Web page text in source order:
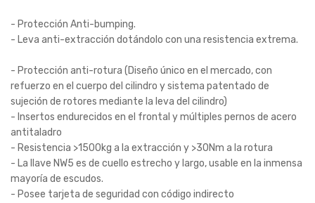
- Protección Anti-bumping.
- Leva anti-extracción dotándolo con una resistencia extrema.
- Protección anti-rotura (Diseño único en el mercado, con
refuerzo en el cuerpo del cilindro y sistema patentado de
sujeción de rotores mediante la leva del cilindro)
- Insertos endurecidos en el frontal y múltiples pernos de acero
antitaladro
- Resistencia >1500kg a la extracción y >30Nm a la rotura
- La llave NW5 es de cuello estrecho y largo, usable en la inmensa
mayoría de escudos.
- Posee tarjeta de seguridad con código indirecto